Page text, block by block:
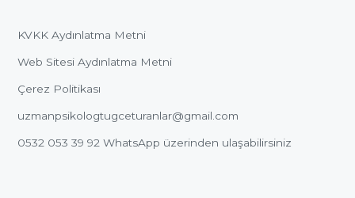
KVKK Aydınlatma Metni
Web Sitesi Aydınlatma Metni
Çerez Politikası
uzmanpsikologtugceturanlar@gmail.com
0532 053 39 92 WhatsApp üzerinden ulaşabilirsiniz